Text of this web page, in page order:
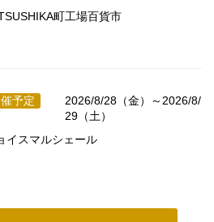
町工場百貨市
予定
2026/8/28（金）～2026/8/
29（土）
イスマルシェール